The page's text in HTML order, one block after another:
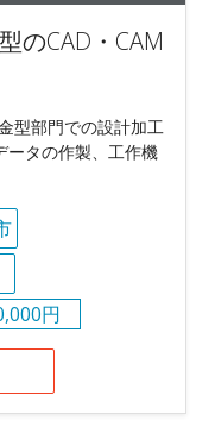
のCAD・CAM
型部門での設計加工
ータの作製、工作機
円